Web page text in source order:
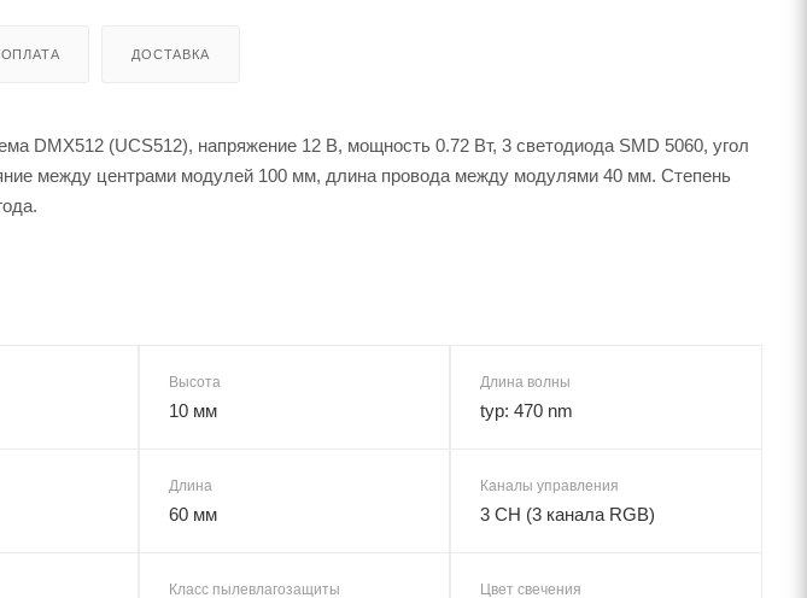
ОПЛАТА ДОСТАВКА
DMX512 (UCS512), напряжение 12 В, мощность 0.72 Вт, 3 светодиода SMD 5060, угол
между центрами модулей 100 мм, длина провода между модулями 40 мм. Степень
Высота
10 мм
Длина волны
typ: 470 nm
Длина
60 мм
Каналы управления
3 CH (3 канала RGB)
Класс пылевлагозащиты Цвет свечения